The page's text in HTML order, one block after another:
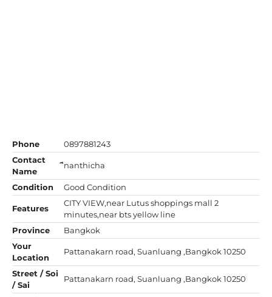
Phone
0897881243
Contact
Name
ืnanthicha
Condition Good Condition
Features
CITY VIEW,near Lutus shoppings mall 2
minutes,near bts yellow line
Province
Bangkok
Your
Location
Pattanakarn road, Suanluang ,Bangkok 10250
Street / Soi
/ Sai
Pattanakarn road, Suanluang ,Bangkok 10250